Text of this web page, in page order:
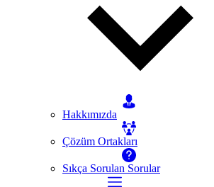
Hakkımızda
Çözüm Ortakları
Sıkça Sorulan Sorular